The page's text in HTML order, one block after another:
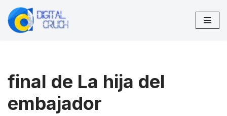
Saltar
final de La hija del
embajador